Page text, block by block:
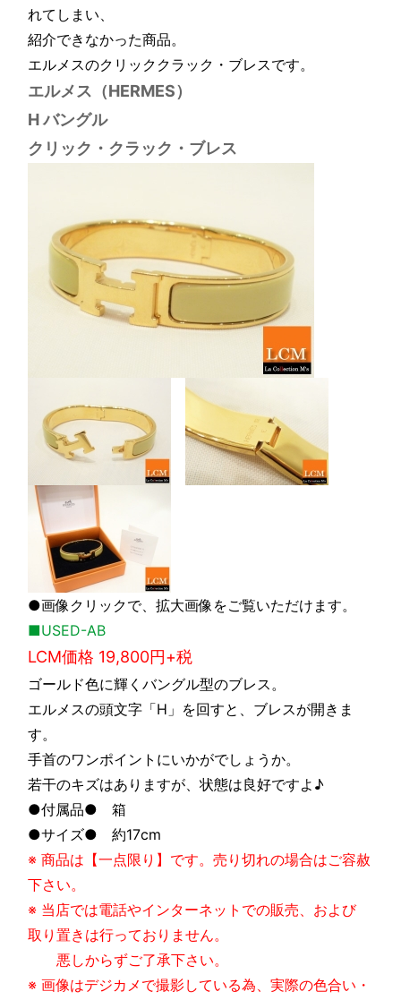
れてしまい、
紹介できなかった商品。
エルメスのクリッククラック・ブレスです。
エルメス（HERMES）
H バングル
クリック・クラック・ブレス
●画像クリックで、拡大画像をご覧いただけます。
■USED-AB
LCM価格 19,800円+税
ゴールド色に輝くバングル型のブレス。
エルメスの頭文字「H」を回すと、ブレスが開きま
す。
手首のワンポイントにいかがでしょうか。
若干のキズはありますが、状態は良好ですよ♪
●付属品● 箱
●サイズ● 約17cm
※ 商品は【一点限り】です。売り切れの場合はご容赦
下さい。
※ 当店では電話やインターネットでの販売、および
取り置きは行っておりません。
悪しからずご了承下さい。
※ 画像はデジカメで撮影している為、実際の色合い・